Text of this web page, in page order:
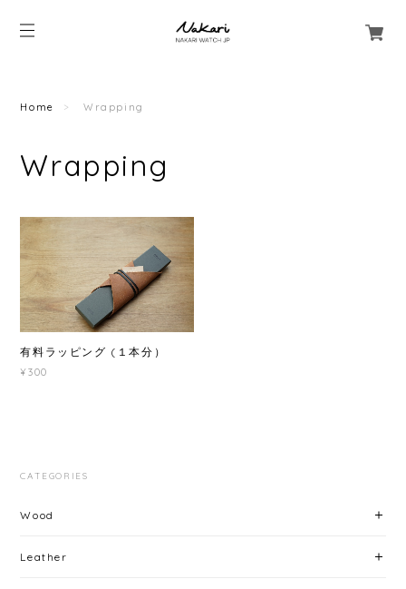
Home Wrapping
Wrapping
有料ラッピング (１本分）
¥300
CATEGORIES
Wood
Leather